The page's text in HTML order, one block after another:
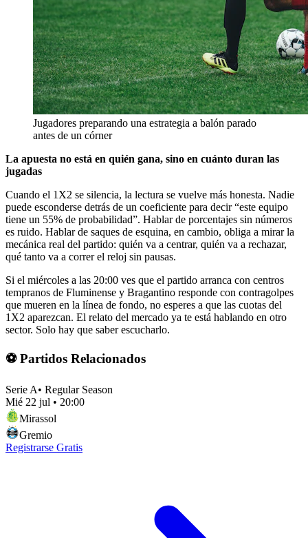
Jugadores preparando una estrategia a balón parado
antes de un córner
La apuesta no está en quién gana, sino en cuánto duran las
jugadas
Cuando el 1X2 se silencia, la lectura se vuelve más honesta. Nadie
puede esconderse detrás de un coeficiente para decir “este equipo
tiene un 55% de probabilidad”. Hablar de porcentajes sin números
es ruido. Hablar de saques de esquina, en cambio, obliga a mirar la
mecánica real del partido: quién va a centrar, quién va a rechazar,
qué tanto va a correr el reloj sin pausas.
Si el miércoles a las 20:00 ves que el partido arranca con centros
tempranos de Fluminense y Bragantino responde con contragolpes
que mueren en la línea de fondo, no esperes a que las cuotas del
1X2 aparezcan. El relato del mercado ya te está hablando en otro
sector. Solo hay que saber escucharlo.
⚽ Partidos Relacionados
Serie A• Regular Season
Mié 22 jul • 20:00
Mirassol
Gremio
Registrarse Gratis